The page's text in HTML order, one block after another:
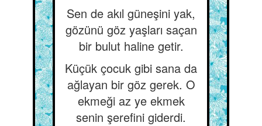
Sen de akıl güneşini yak,
gözünü göz yaşları saçan
bir bulut haline getir.
Küçük çocuk gibi sana da
ağlayan bir göz gerek. O
ekmeği az ye ekmek
senin şerefini giderdi.